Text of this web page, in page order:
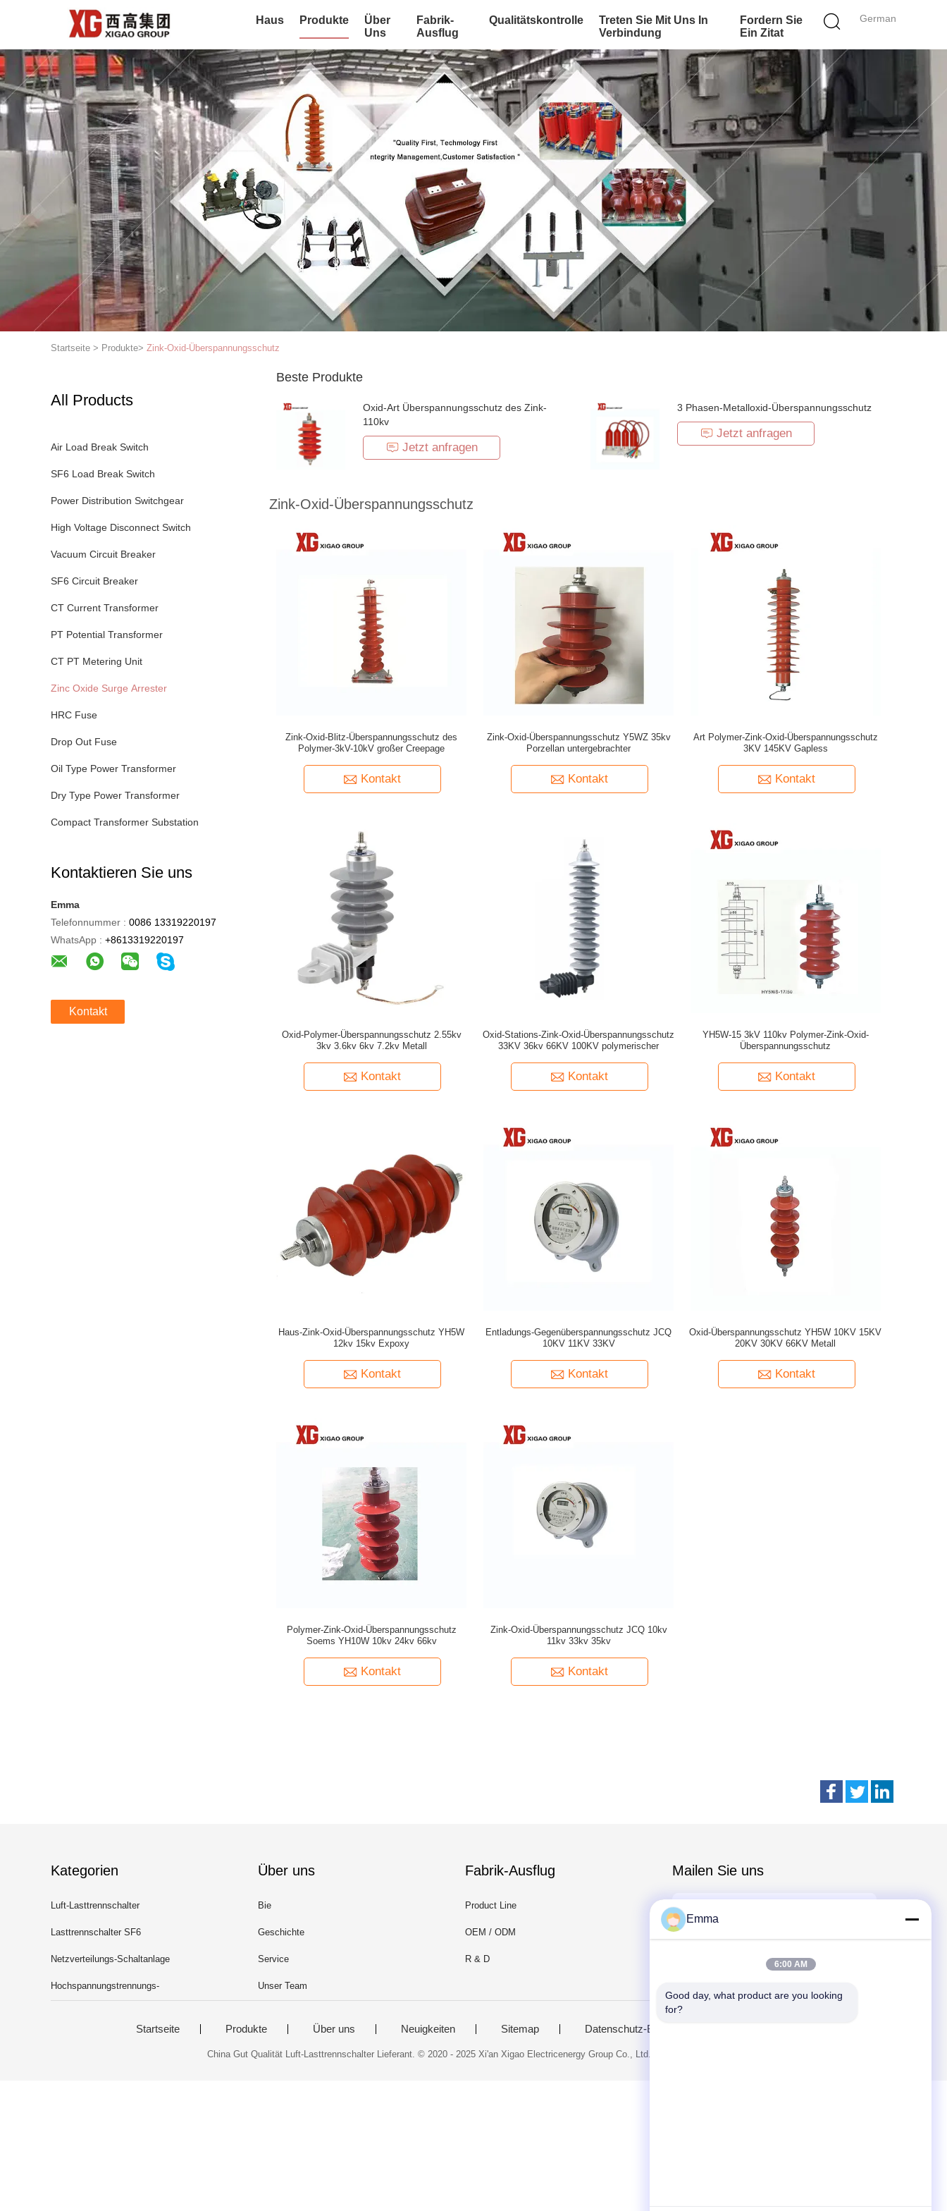
German
Haus Produkte
Über
Uns
Fabrik-
Ausflug
Qualitätskontrolle
Treten Sie Mit Uns In
Verbindung
Fordern Sie
Ein Zitat
Startseite > Produkte> Zink-Oxid-Überspannungsschutz
All Products
Air Load Break Switch
SF6 Load Break Switch
Power Distribution Switchgear
High Voltage Disconnect Switch
Vacuum Circuit Breaker
SF6 Circuit Breaker
CT Current Transformer
PT Potential Transformer
CT PT Metering Unit
Zinc Oxide Surge Arrester
HRC Fuse
Drop Out Fuse
Oil Type Power Transformer
Dry Type Power Transformer
Compact Transformer Substation
Kontaktieren Sie uns
Emma
Telefonnummer : 0086 13319220197
WhatsApp : +8613319220197
Kontakt
Beste Produkte
Oxid-Art Überspannungsschutz des Zink-
110kv
Jetzt anfragen
3 Phasen-Metalloxid-Überspannungsschutz
Jetzt anfragen
Zink-Oxid-Überspannungsschutz
Zink-Oxid-Blitz-Überspannungsschutz des
Polymer-3kV-10kV großer Creepage
Kontakt
Zink-Oxid-Überspannungsschutz Y5WZ 35kv
Porzellan untergebrachter
Kontakt
Art Polymer-Zink-Oxid-Überspannungsschutz
3KV 145KV Gapless
Kontakt
Oxid-Polymer-Überspannungsschutz 2.55kv
3kv 3.6kv 6kv 7.2kv Metall
Kontakt
Oxid-Stations-Zink-Oxid-Überspannungsschutz
33KV 36kv 66KV 100KV polymerischer
Kontakt
YH5W-15 3kV 110kv Polymer-Zink-Oxid-
Überspannungsschutz
Kontakt
Haus-Zink-Oxid-Überspannungsschutz YH5W
12kv 15kv Expoxy
Kontakt
Entladungs-Gegenüberspannungsschutz JCQ
10KV 11KV 33KV
Kontakt
Oxid-Überspannungsschutz YH5W 10KV 15KV
20KV 30KV 66KV Metall
Kontakt
Polymer-Zink-Oxid-Überspannungsschutz
Soems YH10W 10kv 24kv 66kv
Kontakt
Zink-Oxid-Überspannungsschutz JCQ 10kv
11kv 33kv 35kv
Kontakt
Kategorien
Luft-Lasttrennschalter
Lasttrennschalter SF6
Netzverteilungs-Schaltanlage
Hochspannungstrennungs-
Über uns
Bie
Geschichte
Service
Unser Team
Fabrik-Ausflug
Product Line
OEM / ODM
R & D
Mailen Sie uns
Startseite Produkte Über uns Neuigkeiten Sitemap Datenschutz-Bestimmungen
China Gut Qualität Luft-Lasttrennschalter Lieferant. © 2020 - 2025 Xi'an Xigao Electricenergy Group Co., Ltd.. All Rights Reserved.
Emma
6:00 AM
Good day, what product are you looking
for?